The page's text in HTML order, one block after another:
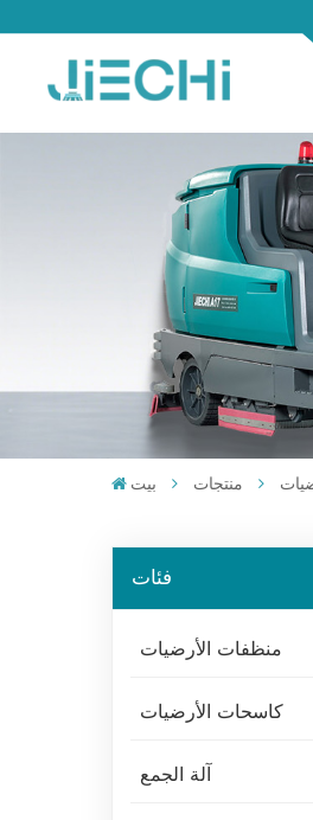
بيت منتجات
فئات
منظفات الأرضيات
كاسحات الأرضيات
آلة الجمع